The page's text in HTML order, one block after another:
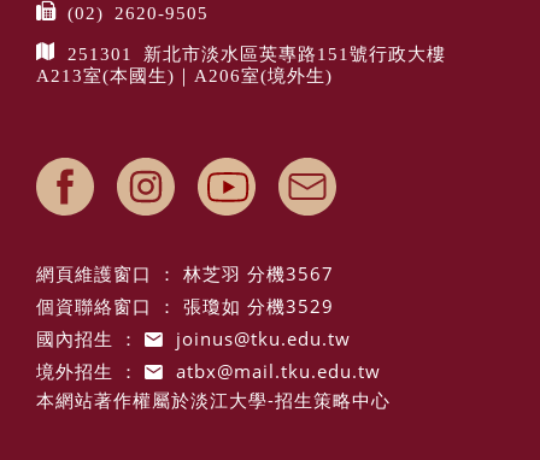
(02) 2620-9505
251301 新北市淡水區英專路151號行政大樓
A213室(本國生)｜A206室(境外生)
網頁維護窗口 ： 林芝羽 分機3567
個資聯絡窗口 ： 張瓊如 分機3529
國內招生 ：
joinus@tku.edu.tw
境外招生 ：
atbx@mail.tku.edu.tw
本網站著作權屬於淡江大學-招生策略中心